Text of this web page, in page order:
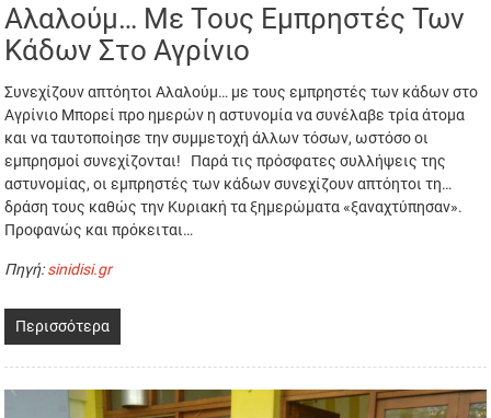
Αλαλούμ… Με Τους Εμπρηστές Των
Κάδων Στο Αγρίνιο
Συνεχίζουν απτόητοι Αλαλούμ… με τους εμπρηστές των κάδων στο
Αγρίνιο Μπορεί προ ημερών η αστυνομία να συνέλαβε τρία άτομα
και να ταυτοποίησε την συμμετοχή άλλων τόσων, ωστόσο οι
εμπρησμοί συνεχίζονται! Παρά τις πρόσφατες συλλήψεις της
αστυνομίας, οι εμπρηστές των κάδων συνεχίζουν απτόητοι τη…
δράση τους καθώς την Κυριακή τα ξημερώματα «ξαναχτύπησαν».
Προφανώς και πρόκειται…
Πηγή:sinidisi.gr
Περισσότερα